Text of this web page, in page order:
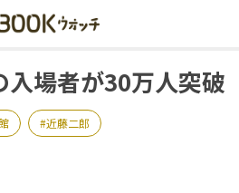
入場者が30万人突破
近藤二郎